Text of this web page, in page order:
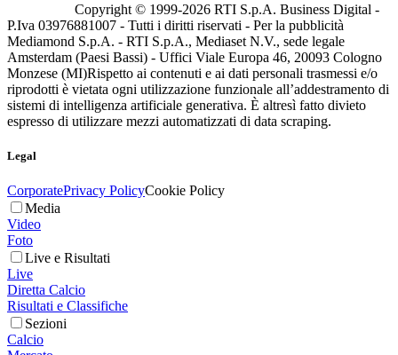
Copyright © 1999-2026 RTI S.p.A. Business Digital -
P.Iva 03976881007 - Tutti i diritti riservati - Per la pubblicità
Mediamond S.p.A. - RTI S.p.A., Mediaset N.V., sede legale
Amsterdam (Paesi Bassi) - Uffici Viale Europa 46, 20093 Cologno
Monzese (MI)Rispetto ai contenuti e ai dati personali trasmessi e/o
riprodotti è vietata ogni utilizzazione funzionale all’addestramento di
sistemi di intelligenza artificiale generativa. È altresì fatto divieto
espresso di utilizzare mezzi automatizzati di data scraping.
Legal
CorporatePrivacy PolicyCookie Policy
Media
Video
Foto
Live e Risultati
Live
Diretta Calcio
Risultati e Classifiche
Sezioni
Calcio